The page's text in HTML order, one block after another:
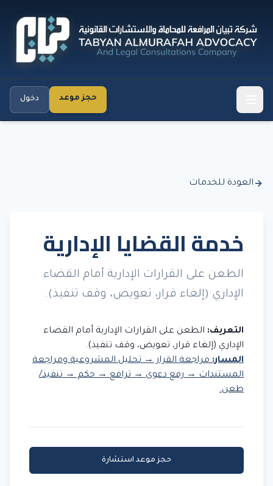
حجز موعد دخول
العودة للخدمات
خدمة القضايا الإدارية
الطعن على القرارات الإدارية أمام القضاء
الإداري (إلغاء قرار، تعويض، وقف تنفيذ).
التعريف: الطعن على القرارات الإدارية أمام القضاء
الإداري (إلغاء قرار، تعويض، وقف تنفيذ).
المسار:مراجعة القرار → تحليل المشروعية ومراجعة
المستندات → رفع دعوى → ترافع → حكم → تنفيذ/
طعن.
حجز موعد استشارة